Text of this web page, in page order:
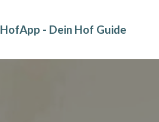
HofApp - Dein Hof Guide